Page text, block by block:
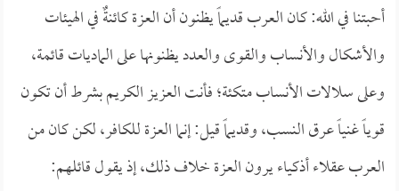
أحبتنا في الله: كان العرب قديماً يظنون أن العزة كائنةٌ في الهيئات
والأشكال والأنساب والقوى والعدد يظنونها على الماديات قائمة،
وعلى سلالات الأنساب متكئة؛ فأنت العزيز الكريم بشرط أن تكون
قوياً غنياً عرق النسب، وقديماً قيل: إنما العزة للكافر، لكن كان من
العرب عقلاء أذكياء يرون العزة خلاف ذلك، إذ يقول قائلهم: